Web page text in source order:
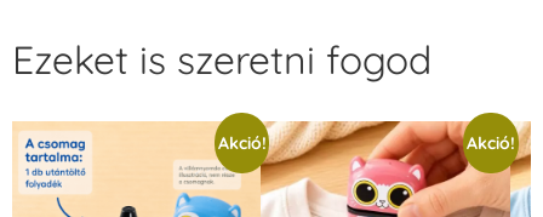
Ezeket is szeretni fogod
Akció! Akció!